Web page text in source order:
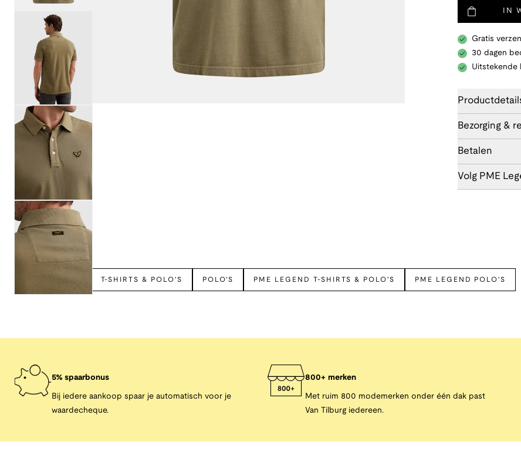
IN
Gratis
30 dagen
Uitstekende
Bezorging &
Betalen
Volg PME
Bekijk meer
PME LEGEND T-SHIRTS & POLO'S POLO'S PME LEGEND T-SHIRTS & POLO'S PME LEGEND POLO'S
5% spaarbonus
Bij iedere aankoop spaar je automatisch voor je
waardecheque.
800+ merken
Met ruim 800 modemerken onder één dak past
Van Tilburg iedereen.